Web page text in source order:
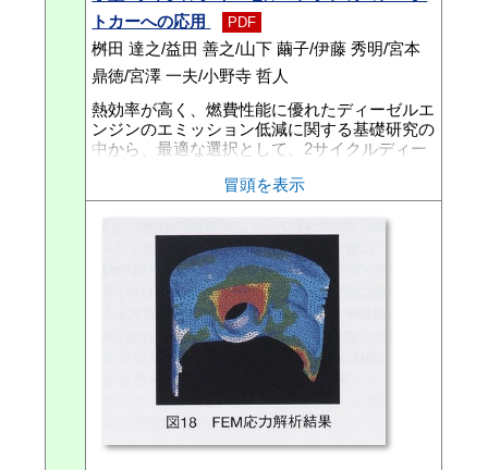
ツキを大幅に改善することができたので、その
内容について述べる。
トカーへの応用
PDF
桝田 達之/益田 善之/山下 繭子/伊藤 秀明/宮本
鼎徳/宮澤 一夫/小野寺 哲人
熱効率が高く、燃費性能に優れたディーゼルエ
ンジンのエミッション低減に関する基礎研究の
中から、最適な選択として、2サイクルディー
ジン単体での出力、燃費、排気エミッションと
いった基礎テストの結果から、次のステップと
して、自動車用エンジンへの応用を検討するこ
ととなった。検討の結果、ターゲットを未来の
小型乗用車のエンジンに設定し、実用化の研究
を開始した。開発したエンジンは、クランクケ
ース圧縮、反転掃気の2サイクルエンジンで、
セミDI型燃焼室を持つディーゼルエンジンであ
る。さらに、可変圧縮比機構、掃気量制御、噴
射量と噴射時期を電気制御するVEポンプ、電
気制御潤滑システム、SOF（Soluble Organic F
raction）分解触媒を組み合わせることで、低燃
費と低エミッションを両立させる結果を得た。
次に、本エンジンを小型乗用車に搭載し、1台
冒頭を表示